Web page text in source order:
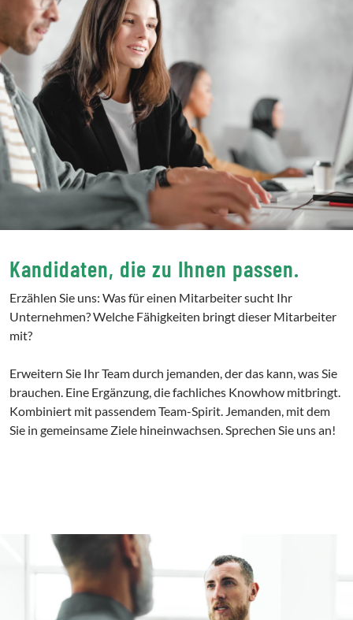
Kandidaten, die zu Ihnen passen.
Erzählen Sie uns: Was für einen Mitarbeiter sucht Ihr
Unternehmen? Welche Fähigkeiten bringt dieser Mitarbeiter
mit?
Erweitern Sie Ihr Team durch jemanden, der das kann, was Sie
brauchen. Eine Ergänzung, die fachliches Knowhow mitbringt.
Kombiniert mit passendem Team-Spirit. Jemanden, mit dem
Sie in gemeinsame Ziele hineinwachsen. Sprechen Sie uns an!